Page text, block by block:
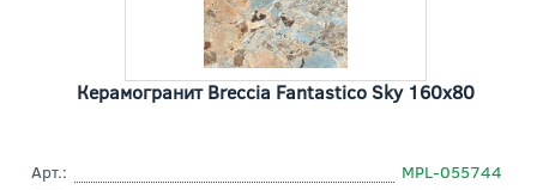
Керамогранит Breccia Fantastico Sky 160x80
Арт.:
MPL-055744